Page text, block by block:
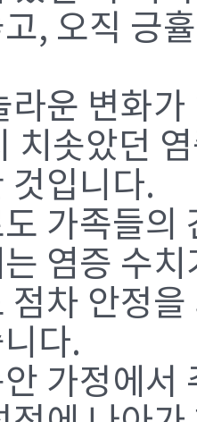
, 오직 긍
라운 변화
치솟았던
것입니다.
가족들의
염증 수
점차 안정
다.
가정에서